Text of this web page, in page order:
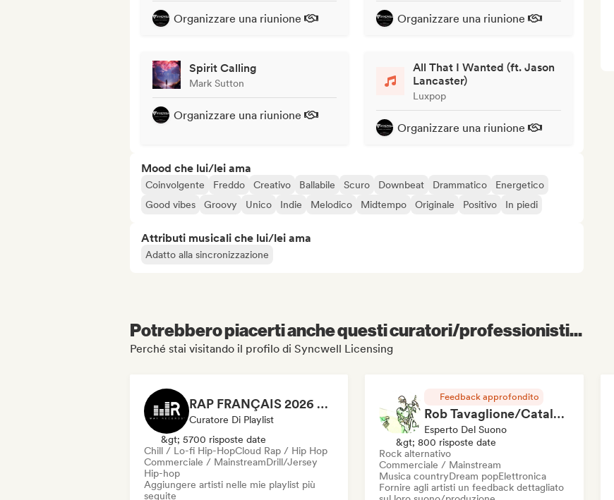
Organizzare una riunione Organizzare una riunione
Spirit Calling
Mark Sutton
Organizzare una riunione
All That I Wanted (ft. Jason
Lancaster)
Luxpop
Organizzare una riunione
Mood che lui/lei ama
Coinvolgente Freddo Creativo Ballabile Scuro Downbeat Drammatico
Energetico
Good vibes
Groovy Unico Indie Melodico Midtempo Originale Positivo In piedi
Attributi musicali che lui/lei ama
Adatto alla sincronizzazione
Potrebbero piacerti anche questi curatori/professionisti...
Perché stai visitando il profilo di Syncwell Licensing
RAP FRANÇAIS 2026 🔥🇫🇷 (Way Records)
Curatore Di Playlist
&gt; 5700 risposte date
Chill / Lo-fi Hip-HopCloud Rap / Hip Hop
Commerciale / MainstreamDrill/Jersey
Hip-hop
Aggiungere artisti nelle mie playlist più
seguite
Feedback approfondito
Rob Tavaglione/Catalyst Recording
Esperto Del Suono
&gt; 800 risposte date
Rock alternativo
Commerciale / Mainstream
Musica countryDream popElettronica
Fornire agli artisti un feedback dettagliato